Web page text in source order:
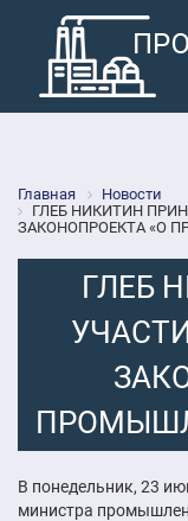
Главная
Новости
ГЛЕБ НИКИТИН
ЗАКОНОПРОЕКТА «О
ГЛЕБ
В понедельник, 23
министра